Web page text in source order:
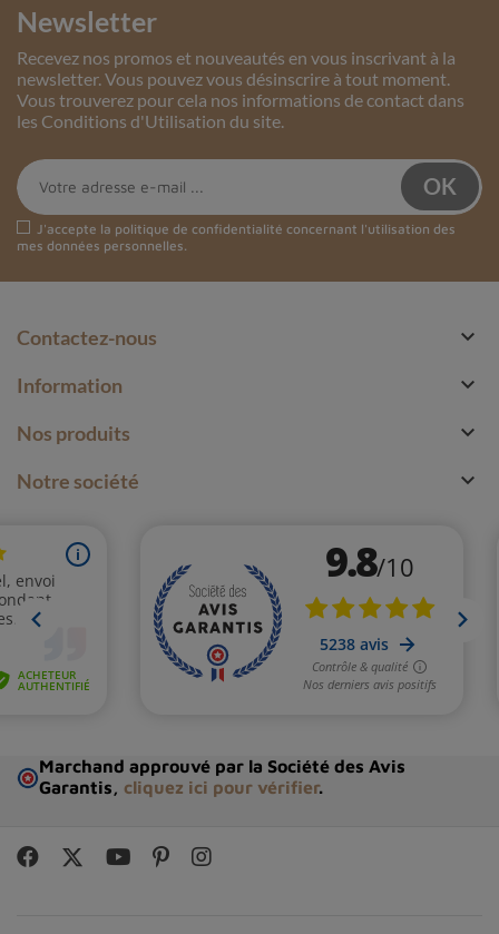
Newsletter
Recevez nos promos et nouveautés en vous inscrivant à la
newsletter. Vous pouvez vous désinscrire à tout moment.
Vous trouverez pour cela nos informations de contact dans
les Conditions d'Utilisation du site.
J'accepte la politique de confidentialité concernant l'utilisation des
mes données personnelles.
Contactez-nous 
Information 
Nos produits 
Notre société 
Marchand approuvé par la Société des Avis
Garantis, cliquez ici pour vérifier.